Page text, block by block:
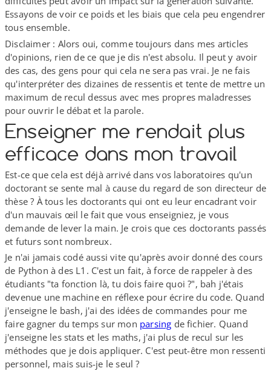
Essayons de voir ce poids et les biais que cela peu engendrer
tous ensemble.
Disclaimer : Alors oui, comme toujours dans mes articles
d'opinions, rien de ce que je dis n'est absolu. Il peut y avoir
des cas, des gens pour qui cela ne sera pas vrai. Je ne fais
qu'interpréter des dizaines de ressentis et tente de mettre un
maximum de recul dessus avec mes propres maladresses
pour ouvrir le débat et la parole.
Enseigner me rendait plus
efficace dans mon travail
Est-​ce que cela est déjà arrivé dans vos laboratoires qu'un
doctorant se sente mal à cause du regard de son directeur de
thèse ? À tous les doctorants qui ont eu leur encadrant voir
d'un mauvais œil le fait que vous enseigniez, je vous
demande de lever la main. Je crois que ces doctorants passés
et futurs sont nombreux.
Je n'ai jamais codé aussi vite qu'après avoir donné des cours
de Python à des L1. C'est un fait, à force de rappeler à des
étudiants "ta fonction là, tu dois faire quoi ?", bah j'étais
devenue une machine en réflexe pour écrire du code. Quand
j'enseigne le bash, j'ai des idées de commandes pour me
faire gagner du temps sur mon parsing de fichier. Quand
j'enseigne les stats et les maths, j'ai plus de recul sur les
méthodes que je dois appliquer. C'est peut-​être mon ressenti
personnel, mais suis-​je le seul ?